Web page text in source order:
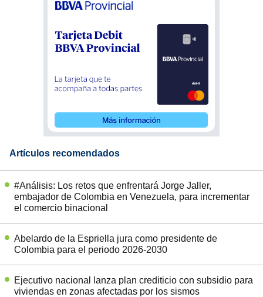
Artículos recomendados
#Análisis: Los retos que enfrentará Jorge Jaller,
embajador de Colombia en Venezuela, para incrementar
el comercio binacional
Abelardo de la Espriella jura como presidente de
Colombia para el periodo 2026-2030
Ejecutivo nacional lanza plan crediticio con subsidio para
viviendas en zonas afectadas por los sismos